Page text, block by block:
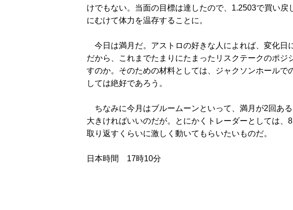
けでもない。当面の目標は達したので、1.2503で買い戻
にむけて体力を温存することに。
今日は満月だ。アストロの好きな人によれば、変化日
だから、これまでたまりにたまったリスクテークのポジ
すのか。そのための材料としては、ジャクソンホールで
しては絶好であろう。
ちなみに今月はブルームーンといって、満月が2回あ
大きければいいのだが。とにかくトレーダーとしては、
取り返すくらいに激しく動いてもらいたいものだ。
日本時間 17時10分